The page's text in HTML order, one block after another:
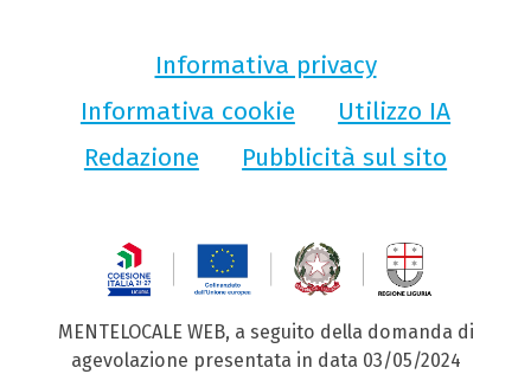
Informativa privacy
Informativa cookie
Utilizzo IA
Redazione
Pubblicità sul sito
MENTELOCALE WEB, a seguito della domanda di
agevolazione presentata in data 03/05/2024